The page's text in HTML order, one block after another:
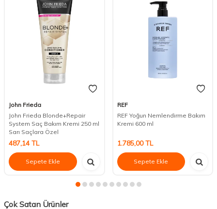
John Frieda
John Frieda Blonde+Repair
System Saç Bakım Kremi 250 ml
Sarı Saçlara Özel
487,14 TL
Sepete Ekle
REF
REF Yoğun Nemlendirme Bakım
Kremi 600 ml
1.785,00TL
Sepete Ekle
Çok Satan Ürünler